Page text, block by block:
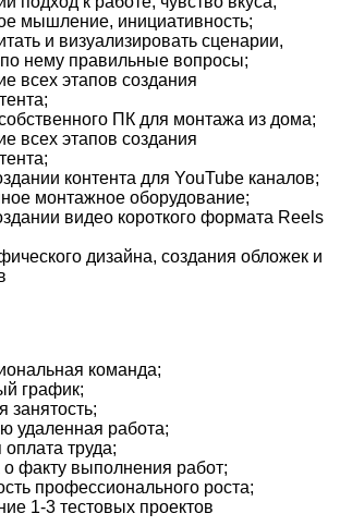
мышление, инициативность;
и визуализировать сценарии,
по нему правильные вопросы;
всех этапов создания
ПК для монтажа из дома;
всех этапов создания
контента для YouTube каналов;
монтажное оборудование;
видео короткого формата Reels
дизайна, создания обложек и
команда;
график;
занятость;
удаленная работа;
труда;
о факту выполнения работ;
профессионального роста;
1-3 тестовых проектов